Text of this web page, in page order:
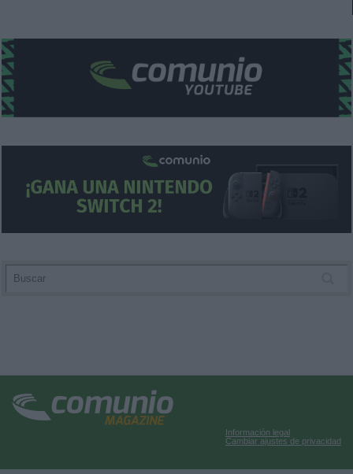
Información legal
Cambiar ajustes de privacidad